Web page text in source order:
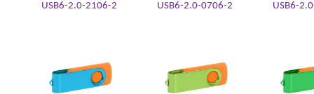
USB6-2.0-2106-2 USB6-2.0-0706-2 USB6-